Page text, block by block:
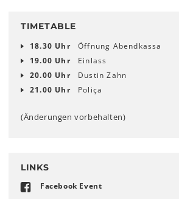
TIMETABLE
18.30 Uhr
Öffnung Abendkassa
19.00 Uhr
Einlass
20.00 Uhr
Dustin Zahn
21.00 Uhr
Poliça
(Änderungen vorbehalten)
LINKS
Facebook Event